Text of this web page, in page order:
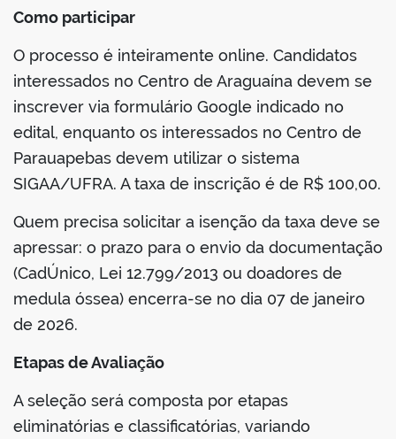
Como participar
O processo é inteiramente online. Candidatos
interessados no Centro de Araguaína devem se
inscrever via formulário Google indicado no
edital, enquanto os interessados no Centro de
Parauapebas devem utilizar o sistema
SIGAA/UFRA. A taxa de inscrição é de R$ 100,00.
Quem precisa solicitar a isenção da taxa deve se
apressar: o prazo para o envio da documentação
(CadÚnico, Lei 12.799/2013 ou doadores de
medula óssea) encerra-se no dia 07 de janeiro
de 2026.
Etapas de Avaliação
A seleção será composta por etapas
eliminatórias e classificatórias, variando